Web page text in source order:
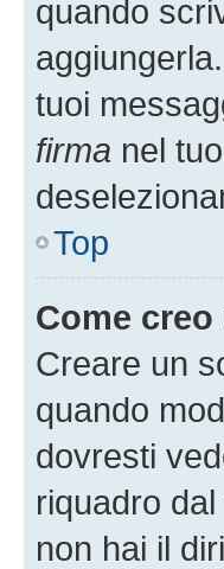
quando
tuoi
firma nel
Top
Come
Creare un
quando
dovresti
riquadro
non hai il